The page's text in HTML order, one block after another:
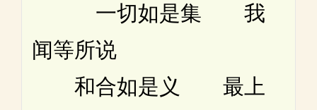
一切如是集 我
闻等所说
和合如是义 最上